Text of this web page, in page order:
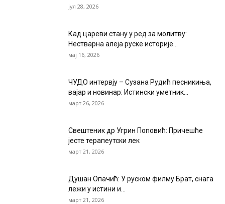
јул 28, 2026
Кад цареви стану у ред за молитву:
Нестварна алеја руске историје...
мај 16, 2026
ЧУДО интервју – Сузана Рудић песникиња,
вајар и новинар: Истински уметник...
март 26, 2026
Свештеник др Угрин Поповић: Причешће
јесте терапеутски лек
март 21, 2026
Душан Опачић: У руском филму Брат, снага
лежи у истини и...
март 21, 2026